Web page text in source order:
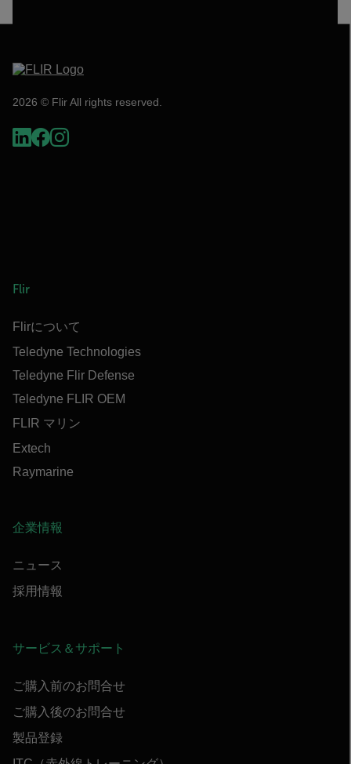
2026 © Flir All rights reserved.
Flir
Flirについて
Teledyne Technologies
Teledyne Flir Defense
Teledyne FLIR OEM
FLIR マリン
Extech
Raymarine
企業情報
ニュース
採用情報
サービス＆サポート
ご購入前のお問合せ
ご購入後のお問合せ
製品登録